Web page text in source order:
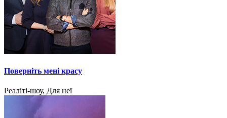
Поверніть мені красу
Реаліті-шоу, Для неї